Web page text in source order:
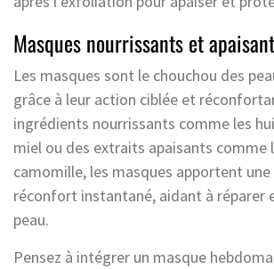
Masques nourrissants et
Les masques sont le chouchou des
grâce à leur action ciblée et
ingrédients nourrissants comme les
miel ou des extraits apaisants comme
camomille, les masques apportent
réconfort instantané, aidant à réparer
peau.
Pensez à intégrer un masque